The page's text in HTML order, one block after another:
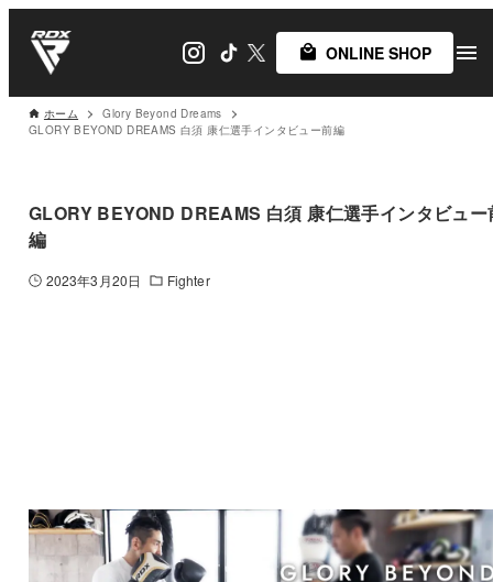
ONLINE SHOP
ホーム
Glory Beyond Dreams
GLORY BEYOND DREAMS 白須 康仁選手インタビュー前編
GLORY BEYOND DREAMS 白須 康仁選手インタビュー
編
2023年3月20日 Fighter